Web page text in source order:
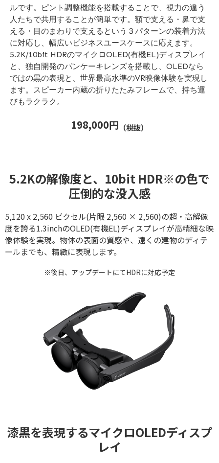
ルです。ピント調整機能を搭載することで、視力の違う
人たちで共用することが簡単です。額で支える・鼻で支
える・目のまわりで支えるという３パターンの装着方法
に対応し、幅広いビジネスユースケースに応えます。
5.2K/10bit HDRのマイクロOLED(有機EL)ディスプレイ
と、独自開発のパンケーキレンズを搭載し、OLEDなら
ではの黒の表現と、世界最高水準のVR映像体験を実現し
ます。スピーカー内蔵の折りたたみフレームで、持ち運
びもラクラク。
198,000円 （税抜）
5.2Kの解像度と、10bit HDR※の色で
圧倒的な没入感
5,120 x 2,560 ピクセル(片眼 2,560 × 2,560)の超・高解像
度を誇る1.3inchのOLED(有機EL)ディスプレイが高精細な映
像体験を実現。物体の表面の質感や、遠くの建物のディテ
ールまでも、精緻に表現します。
※後日、アップデートにてHDRに対応予定
漆黒を表現するマイクロOLEDディスプ
レイ